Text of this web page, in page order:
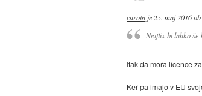
carota je 25. maj 2016
Netflix bi lahko še
Itak da mora licence
Ker pa imajo v EU